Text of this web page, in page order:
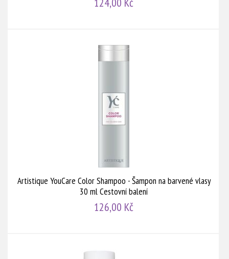
Artistique YouCare Color Shampoo - Šampon na barvené vlasy
30 ml Cestovní balení
126,00 Kč